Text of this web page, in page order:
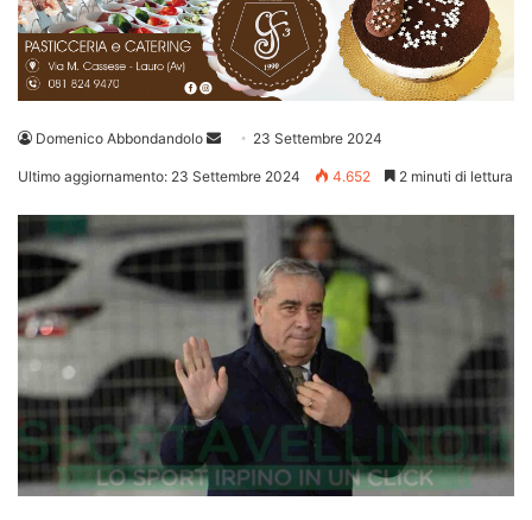
Domenico Abbondandolo
Invia 23 Settembre 2024
Ultimo aggiornamento: 23 Settembre 2024 4.652 2 minuti di lettura